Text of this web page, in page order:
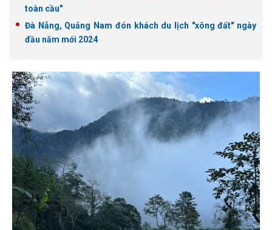
toàn cầu"
Đà Nẵng, Quảng Nam đón khách du lịch "xông đất" ngày
đầu năm mới 2024